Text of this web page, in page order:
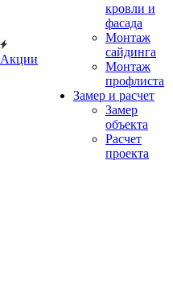
Акции
кровли и
фасада
Монтаж
сайдинга
Монтаж
профлиста
Замер и расчет
Замер
объекта
Расчет
проекта